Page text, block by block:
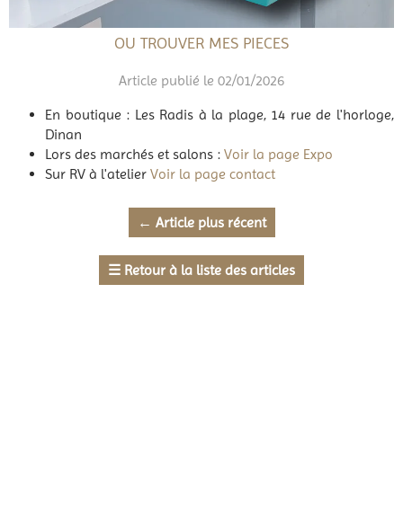
OU TROUVER MES PIECES
Article publié le 02/01/2026
En boutique : Les Radis à la plage, 14 rue de l'horloge,
Dinan
Lors des marchés et salons : Voir la page Expo
Sur RV à l'atelier Voir la page contact
← Article plus récent
☰ Retour à la liste des articles